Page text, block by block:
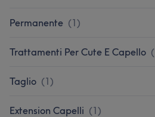
Permanente (1)
Trattamenti Per Cute E Capello (
Taglio (1)
Extension Capelli (1)